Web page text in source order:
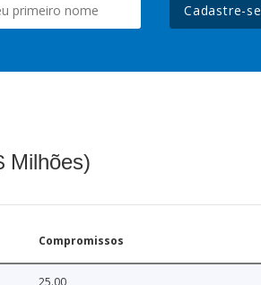
Cadastre-se
Milhões)
Compromissos